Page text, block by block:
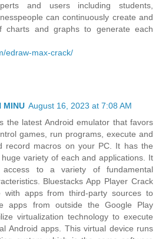
and users including students,
can continuously create and
charts and graphs to generate each
edraw-max-crack/
MINU August 16, 2023 at 7:08 AM
the latest Android emulator that favors
games, run programs, execute and
record macros on your PC. It has the
variety of each and applications. It
to a variety of fundamental
Bluestacks App Player Crack
with apps from third-party sources to
apps from outside the Google Play
virtualization technology to execute
Android apps. This virtual device runs